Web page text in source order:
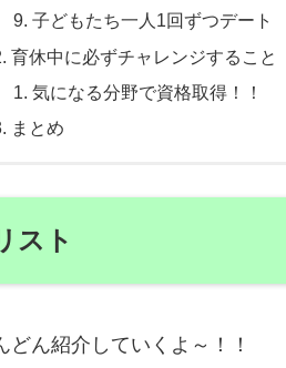
子どもたち一人1回ずつデート
育休中に必ずチャレンジすること
気になる分野で資格取得！！
まとめ
スト
ん紹介していくよ～！！